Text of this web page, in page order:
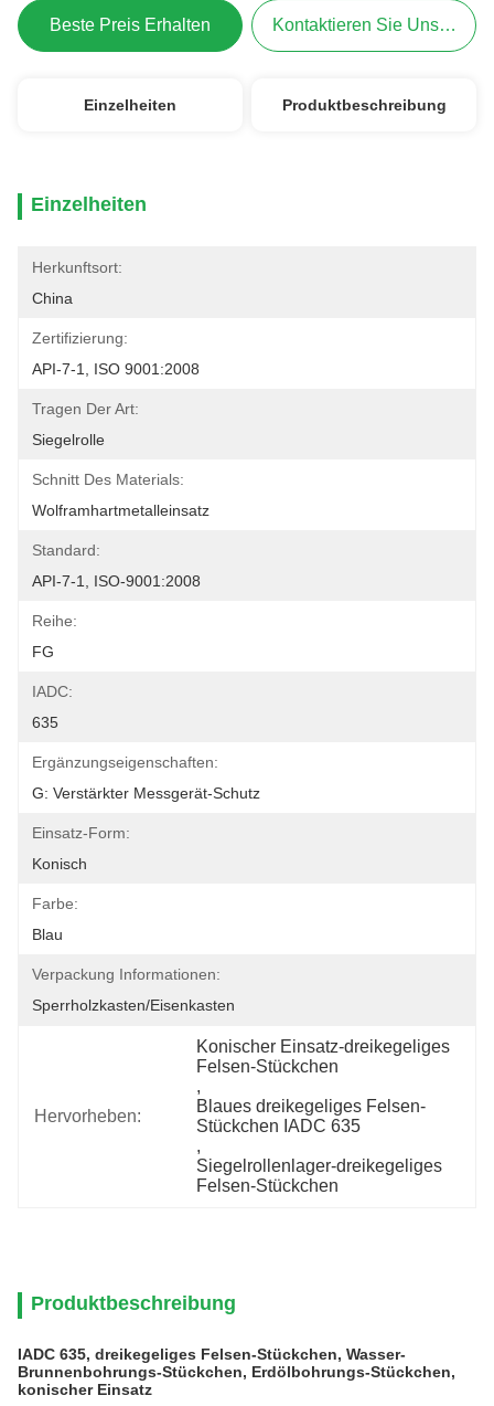
Beste Preis Erhalten Kontaktieren Sie Uns Jetzt
Einzelheiten Produktbeschreibung
Einzelheiten
Herkunftsort:
China
Zertifizierung:
API-7-1, ISO 9001:2008
Tragen Der Art:
Siegelrolle
Schnitt Des Materials:
Wolframhartmetalleinsatz
Standard:
API-7-1, ISO-9001:2008
Reihe:
FG
IADC:
635
Ergänzungseigenschaften:
G: Verstärkter Messgerät-Schutz
Einsatz-Form:
Konisch
Farbe:
Blau
Verpackung Informationen:
Sperrholzkasten/Eisenkasten
Hervorheben:
Konischer Einsatz-dreikegeliges
Felsen-Stückchen
,
Blaues dreikegeliges Felsen-
Stückchen IADC 635
,
Siegelrollenlager-dreikegeliges
Felsen-Stückchen
Produktbeschreibung
IADC 635, dreikegeliges Felsen-Stückchen, Wasser-
Brunnenbohrungs-Stückchen, Erdölbohrungs-Stückchen,
konischer Einsatz